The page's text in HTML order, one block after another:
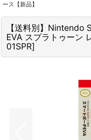
ース【新品】
【送料別】Nintendo
EVA スプラトゥーン
01SPR]